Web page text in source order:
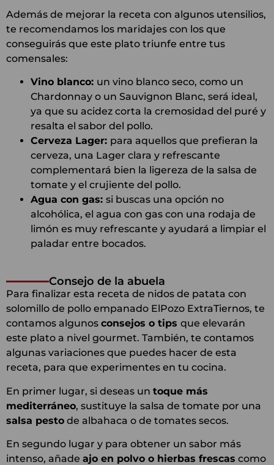
Además de mejorar la receta con algunos utensilios,
te recomendamos los maridajes con los que
conseguirás que este plato triunfe entre tus
comensales:
Vino blanco: un vino blanco seco, como un
Chardonnay o un Sauvignon Blanc, será ideal,
ya que su acidez corta la cremosidad del puré y
resalta el sabor del pollo.
Cerveza Lager: para aquellos que prefieran la
cerveza, una Lager clara y refrescante
complementará bien la ligereza de la salsa de
tomate y el crujiente del pollo.
Agua con gas: si buscas una opción no
alcohólica, el agua con gas con una rodaja de
limón es muy refrescante y ayudará a limpiar el
paladar entre bocados.
Consejo de la abuela
Para finalizar esta receta de nidos de patata con
solomillo de pollo empanado ElPozo ExtraTiernos, te
contamos algunos consejos o tips que elevarán
este plato a nivel gourmet. También, te contamos
algunas variaciones que puedes hacer de esta
receta, para que experimentes en tu cocina.
En primer lugar, si deseas un toque más
mediterráneo, sustituye la salsa de tomate por una
salsa pesto de albahaca o de tomates secos.
En segundo lugar y para obtener un sabor más
intenso, añade ajo en polvo o hierbas frescas como